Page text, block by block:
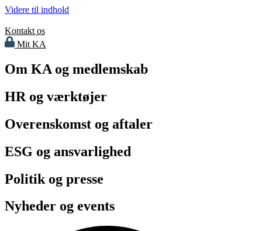
Videre til indhold
Kontakt os
Mit KA
Om KA og medlemskab
HR og værktøjer
Overenskomst og aftaler
ESG og ansvarlighed
Politik og presse
Nyheder og events